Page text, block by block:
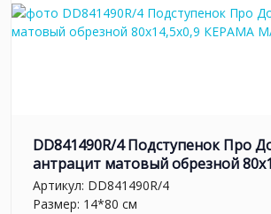
DD841490R/4 Подступенок Про
антрацит матовый обрезной
Артикул: DD841490R/4
Размер: 14*80 см